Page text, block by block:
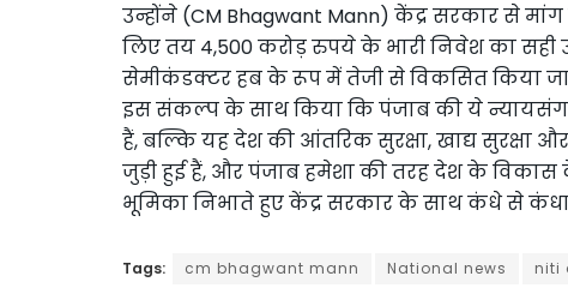
उन्होंने (CM Bhagwant Mann) केंद्र सरकार से
लिए तय 4,500 करोड़ रुपये के भारी निवेश का सही
सेमीकंडक्टर हब के रूप में तेजी से विकसित किया
इस संकल्प के साथ किया कि पंजाब की ये
हैं, बल्कि यह देश की आंतरिक सुरक्षा, खाद्य सुरक्षा
जुड़ी हुई हैं, और पंजाब हमेशा की तरह देश के विकास
भूमिका निभाते हुए केंद्र सरकार के साथ कंधे से कंधा
Tags: cm bhagwant mann National news niti